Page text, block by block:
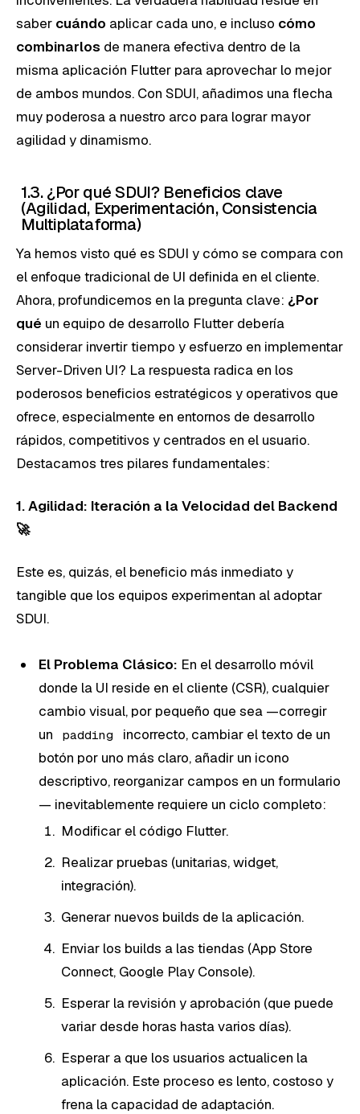
saber cuándo aplicar cada uno, e incluso cómo
combinarlos de manera efectiva dentro de la
misma aplicación Flutter para aprovechar lo mejor
de ambos mundos. Con SDUI, añadimos una flecha
muy poderosa a nuestro arco para lograr mayor
agilidad y dinamismo.
1.3. ¿Por qué SDUI? Beneficios clave
(Agilidad, Experimentación, Consistencia
Multiplataforma)
Ya hemos visto qué es SDUI y cómo se compara con
el enfoque tradicional de UI definida en el cliente.
Ahora, profundicemos en la pregunta clave: ¿Por
qué un equipo de desarrollo Flutter debería
considerar invertir tiempo y esfuerzo en implementar
Server-Driven UI? La respuesta radica en los
poderosos beneficios estratégicos y operativos que
ofrece, especialmente en entornos de desarrollo
rápidos, competitivos y centrados en el usuario.
Destacamos tres pilares fundamentales:
1. Agilidad: Iteración a la Velocidad del Backend
🚀
Este es, quizás, el beneficio más inmediato y
tangible que los equipos experimentan al adoptar
SDUI.
El Problema Clásico: En el desarrollo móvil
donde la UI reside en el cliente (CSR), cualquier
cambio visual, por pequeño que sea —corregir
un
padding
incorrecto, cambiar el texto de un
botón por uno más claro, añadir un icono
descriptivo, reorganizar campos en un formulario
— inevitablemente requiere un ciclo completo:
Modificar el código Flutter.
Realizar pruebas (unitarias, widget,
integración).
Generar nuevos builds de la aplicación.
Enviar los builds a las tiendas (App Store
Connect, Google Play Console).
Esperar la revisión y aprobación (que puede
variar desde horas hasta varios días).
Esperar a que los usuarios actualicen la
aplicación. Este proceso es lento, costoso y
frena la capacidad de adaptación.